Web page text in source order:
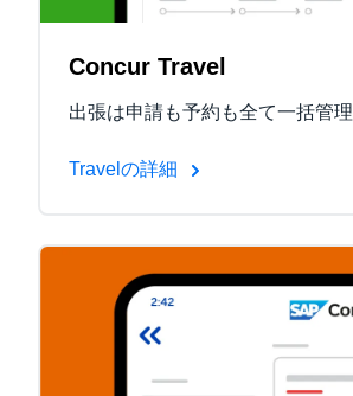
Concur Travel
出張は申請も予約も全て一括管理
Travelの詳細